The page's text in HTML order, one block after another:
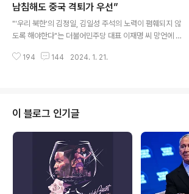
한 무기를 파괴하고 있으며 이것은 효과가 나타나기까지
시간이 걸릴 것"이라고 말했습니다. Under a proposal i
n Congress, the child tax credit would rise with i
nflation for tax years 2024 and 2025, and more
of it wou..
남침해도 중국 격퇴가 우선”
"'우리 북한'의 김정일, 김일성 주석의 노력이 폄훼되지 않
도록 해야한다"는 더불어민주당 대표 이재명 씨 망언에 20
포격전 전사자 유족회' 및 참전장병 일동이 직접 이재명 규
로그 사진들 '구~경'하세요. 이재명 씨가 정신병원에 강제
입원 시킨 끝에 숨진 친형 '故이재선' 씨에 의하면 "왜 북한
김일성한테 10,000만 달러를 받았냐"고 했습니다. 2019
년 쌍방울이 5월 중국 선양에서 '우리 북한'과 경제협력 합
의와 더불어 '코스닥'을 뒤흔들었던 이재명 대북송금 '쌍방
194 144 2024. 1. 21.
이 블로그 인기글